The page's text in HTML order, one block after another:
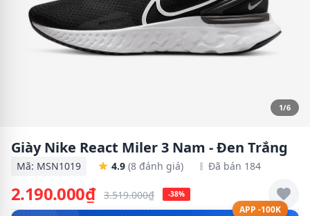
1/6
Giày Nike React Miler 3 Nam - Đen Trắng
Mã: MSN1019 4.9 (8 đánh giá) Đã bán 184
2.190.000₫ 3.519.000₫ -38%
APP -100K